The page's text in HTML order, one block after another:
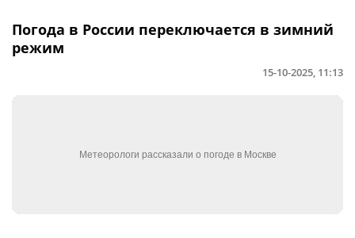
Погода в России переключается в зимний
режим
15-10-2025, 11:13